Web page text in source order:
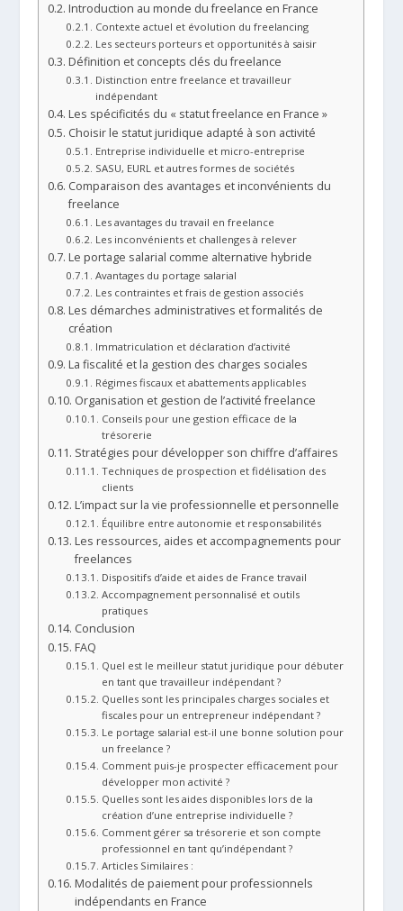
Introduction au monde du freelance en France
Contexte actuel et évolution du freelancing
Les secteurs porteurs et opportunités à saisir
Définition et concepts clés du freelance
Distinction entre freelance et travailleur
indépendant
Les spécificités du « statut freelance en France »
Choisir le statut juridique adapté à son activité
Entreprise individuelle et micro-entreprise
SASU, EURL et autres formes de sociétés
Comparaison des avantages et inconvénients du
freelance
Les avantages du travail en freelance
Les inconvénients et challenges à relever
Le portage salarial comme alternative hybride
Avantages du portage salarial
Les contraintes et frais de gestion associés
Les démarches administratives et formalités de
création
Immatriculation et déclaration d’activité
La fiscalité et la gestion des charges sociales
Régimes fiscaux et abattements applicables
Organisation et gestion de l’activité freelance
Conseils pour une gestion efficace de la
trésorerie
Stratégies pour développer son chiffre d’affaires
Techniques de prospection et fidélisation des
clients
L’impact sur la vie professionnelle et personnelle
Équilibre entre autonomie et responsabilités
Les ressources, aides et accompagnements pour
freelances
Dispositifs d’aide et aides de France travail
Accompagnement personnalisé et outils
pratiques
Conclusion
FAQ
Quel est le meilleur statut juridique pour débuter
en tant que travailleur indépendant ?
Quelles sont les principales charges sociales et
fiscales pour un entrepreneur indépendant ?
Le portage salarial est-il une bonne solution pour
un freelance ?
Comment puis-je prospecter efficacement pour
développer mon activité ?
Quelles sont les aides disponibles lors de la
création d’une entreprise individuelle ?
Comment gérer sa trésorerie et son compte
professionnel en tant qu’indépendant ?
Articles Similaires :
Modalités de paiement pour professionnels
indépendants en France